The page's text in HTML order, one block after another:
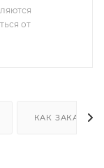
от
КАК ЗАКАЗАТЬ